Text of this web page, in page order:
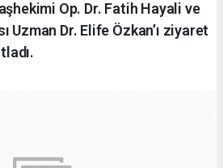
Op. Dr. Fatih Hayali ve
Uzman Dr. Elife Özkan’ı ziyaret